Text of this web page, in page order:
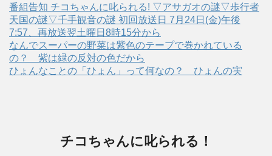
番組告知 チコちゃんに叱られる! ▽アサガオの謎▽歩行者
天国の謎▽千手観音の謎 初回放送日 7月24日(金)午後
7:57、再放送翌土曜日8時15分から
なんでスーパーの野菜は紫色のテープで巻かれている
の？ 紫は緑の反対の色だから
ひょんなことの「ひょん」って何なの？ ひょんの実
チコちゃんに叱られる！